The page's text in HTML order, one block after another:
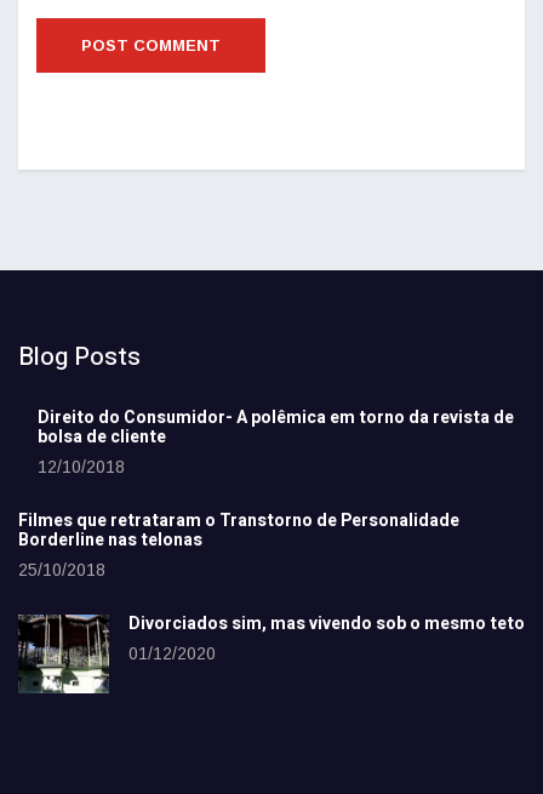
Blog Posts
Direito do Consumidor- A polêmica em torno da revista de
bolsa de cliente
12/10/2018
Filmes que retrataram o Transtorno de Personalidade
Borderline nas telonas
25/10/2018
Divorciados sim, mas vivendo sob o mesmo teto
01/12/2020